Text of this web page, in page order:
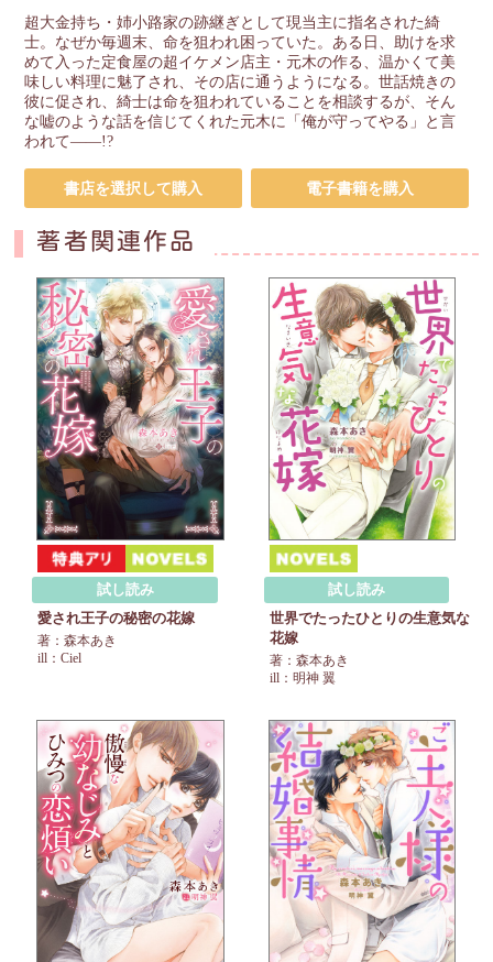
超大金持ち・姉小路家の跡継ぎとして現当主に指名された綺
士。なぜか毎週末、命を狙われ困っていた。ある日、助けを求
めて入った定食屋の超イケメン店主・元木の作る、温かくて美
味しい料理に魅了され、その店に通うようになる。世話焼きの
彼に促され、綺士は命を狙われていることを相談するが、そん
な嘘のような話を信じてくれた元木に「俺が守ってやる」と言
われて――!?
書店を選択して購入 電子書籍を購入
著者関連作品
試し読み
愛され王子の秘密の花嫁
著：森本あき
ill：Ciel
試し読み
世界でたったひとりの生意気な
花嫁
著：森本あき
ill：明神 翼